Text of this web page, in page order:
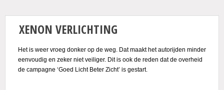
Service en onderhoud
Over Autozenter
Contact
XENON VERLICHTING
Het is weer vroeg donker op de weg. Dat maakt het autorijden minder
eenvoudig en zeker niet veiliger. Dit is ook de reden dat de overheid
de campagne ‘Goed Licht Beter Zicht’ is gestart.